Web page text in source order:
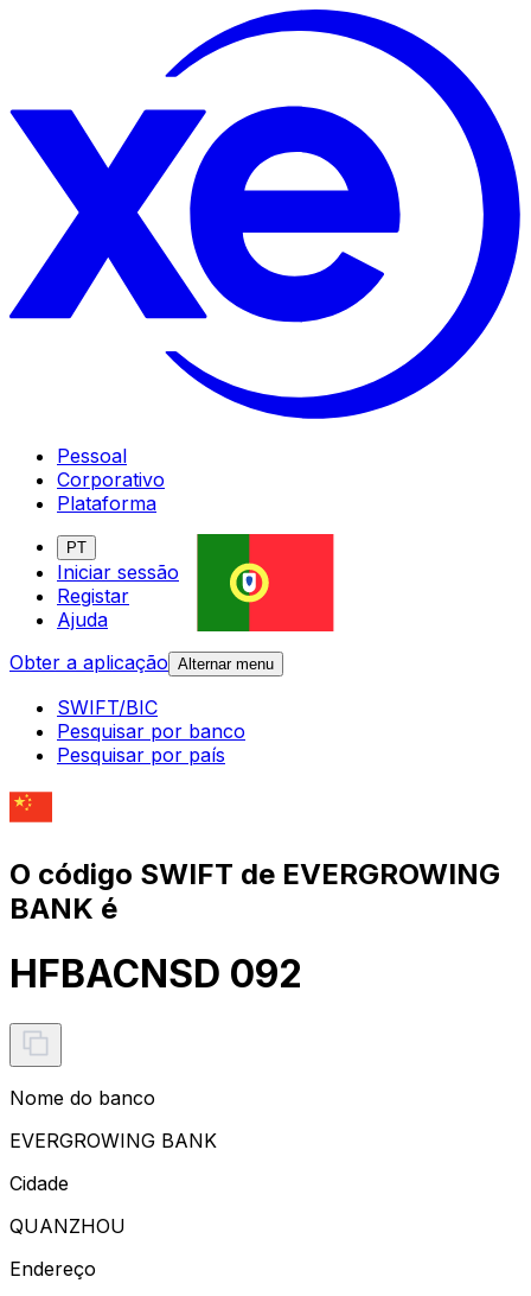
Pessoal
Corporativo
Plataforma
PT
Iniciar sessão
Registar
Ajuda
Obter a aplicação Alternar menu
SWIFT/BIC
Pesquisar por banco
Pesquisar por país
O código SWIFT de EVERGROWING
BANK é
HFBACNSD 092
Nome do banco
EVERGROWING BANK
Cidade
QUANZHOU
Endereço